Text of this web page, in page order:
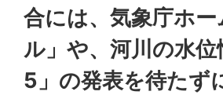
合には、気象庁ホ
ル」や、河川の水
5」の発表を待たず